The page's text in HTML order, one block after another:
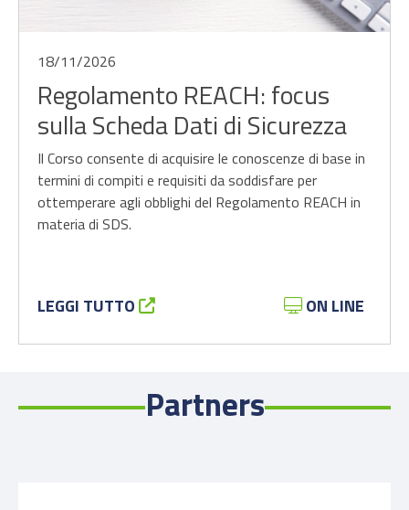
18/11/2026
Regolamento REACH: focus
sulla Scheda Dati di Sicurezza
Il Corso consente di acquisire le conoscenze di base in
termini di compiti e requisiti da soddisfare per
ottemperare agli obblighi del Regolamento REACH in
materia di SDS.
LEGGI TUTTO ON LINE
Partners